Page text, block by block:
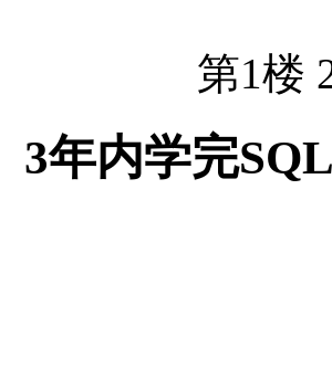
第1楼
3年内学完